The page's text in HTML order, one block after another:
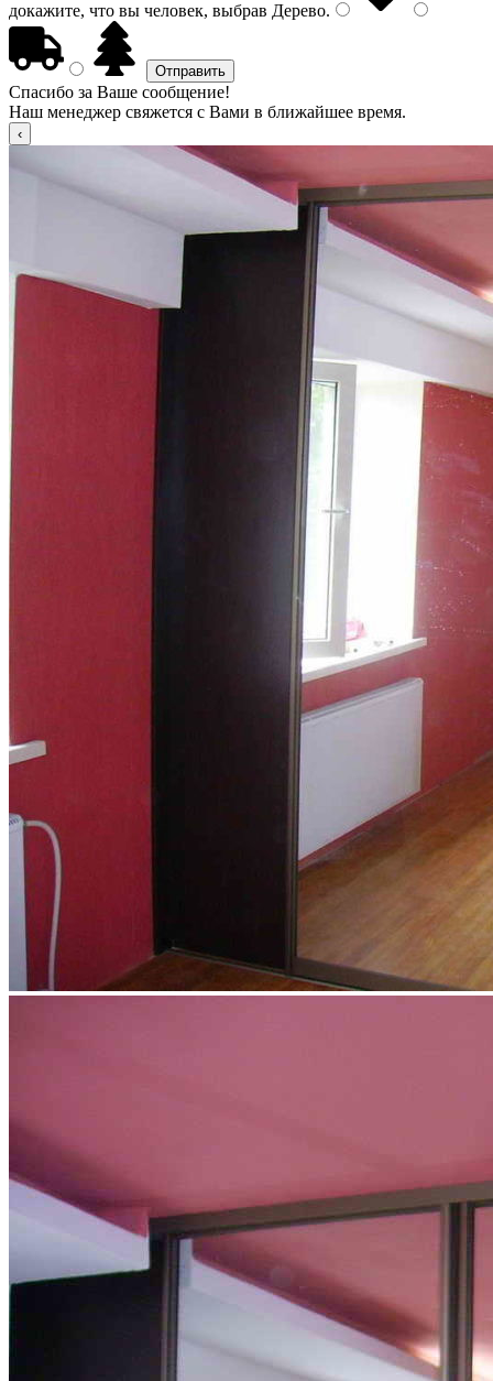
докажите, что вы человек, выбрав Дерево.
Спасибо за Ваше сообщение!
Наш менеджер свяжется с Вами в ближайшее время.